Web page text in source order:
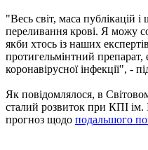
"Весь світ, маса публікацій
переливання крові. Я можу
якби хтось із наших
протигельмінтний
коронавірусної інфекції", -
Як повідомлялося, в
сталий розвиток при КПІ ім.
прогноз щодо подальшого